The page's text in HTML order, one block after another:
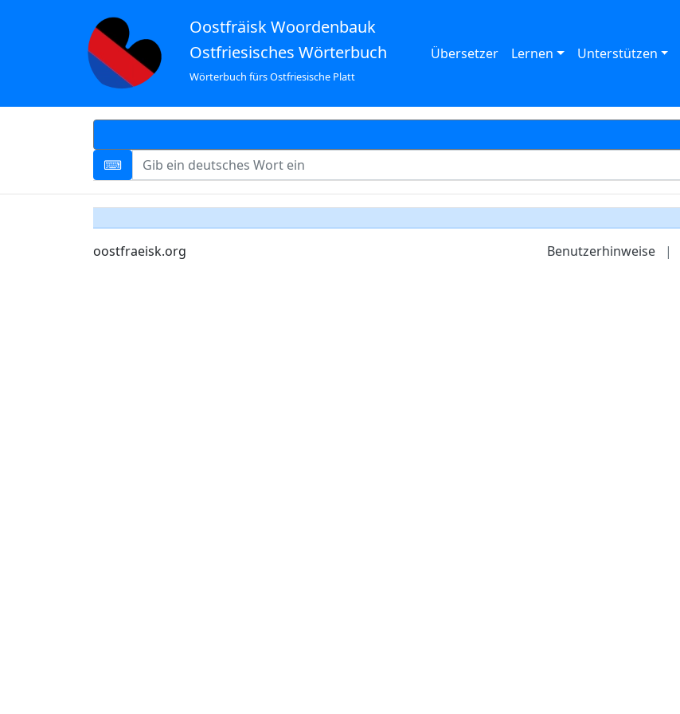
Oostfräisk Woordenbauk
Ostfriesisches Wörterbuch
Wörterbuch fürs Ostfriesische Platt
Übersetzer Lernen Unterstützen
oostfraeisk.org Benutzerhinweise |